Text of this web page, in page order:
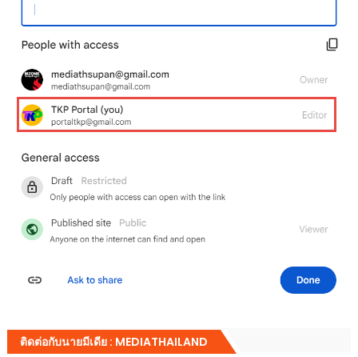
ติดต่อกับนายมีเดีย : MEDIATHAILAND